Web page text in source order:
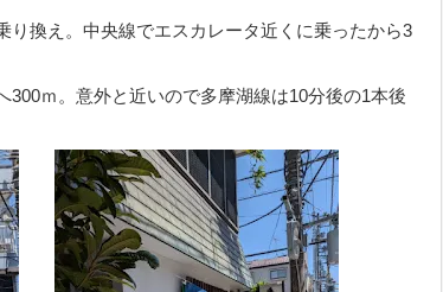
り換え。中央線でエスカレータ近くに乗ったから3
ｍ。意外と近いので多摩湖線は10分後の1本後